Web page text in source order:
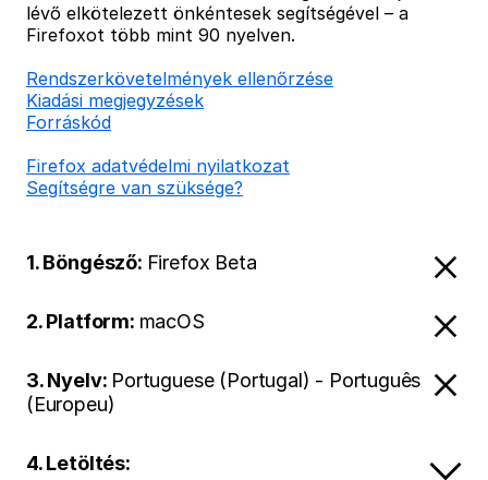
lévő elkötelezett önkéntesek segítségével – a
Firefoxot több mint 90 nyelven.
Rendszerkövetelmények ellenőrzése
Kiadási megjegyzések
Forráskód
Firefox adatvédelmi nyilatkozat
Segítségre van szüksége?
1. Böngésző: Firefox Beta
2. Platform: macOS
3. Nyelv: Portuguese (Portugal) - Português
(Europeu)
4. Letöltés: